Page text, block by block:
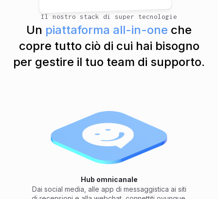
Il nostro stack di super tecnologie
Un piattaforma all-in-one che
copre tutto ciò di cui hai bisogno
per gestire il tuo team di supporto.
Hub omnicanale
Dai social media, alle app di messaggistica ai siti